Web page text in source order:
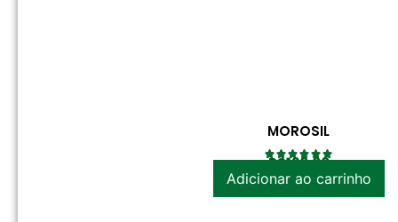
MOROSIL
R$120.00
Adicionar ao carrinho